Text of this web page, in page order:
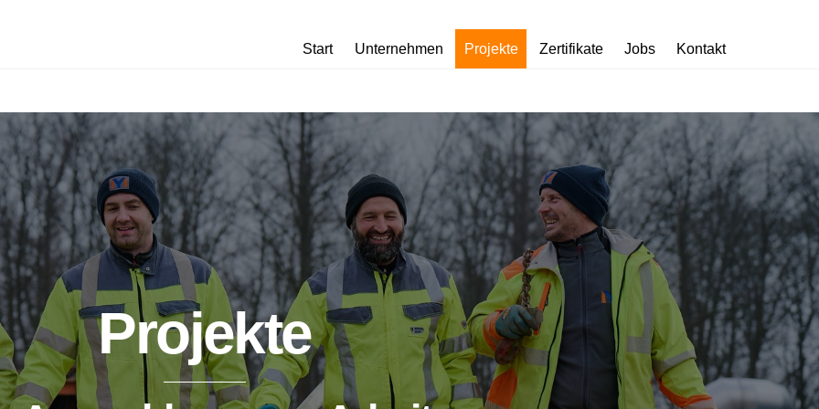
Start Unternehmen Projekte Zertifikate Jobs Kontakt
Projekte